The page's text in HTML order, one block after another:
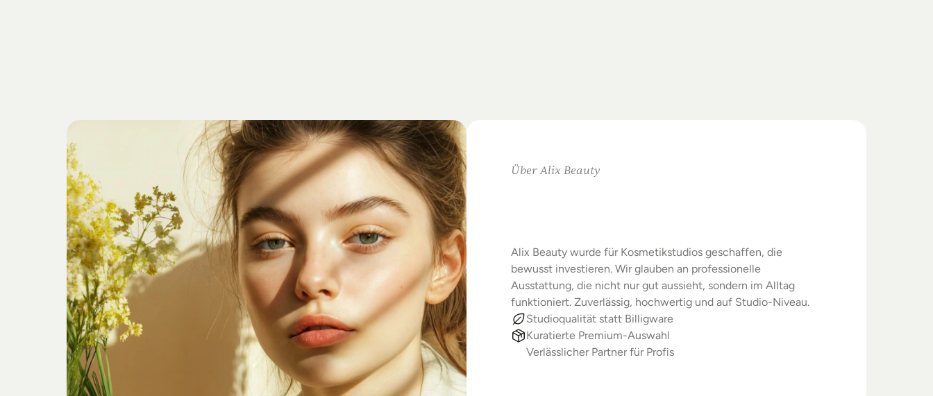
Über Alix Beauty
Alix Beauty wurde für Kosmetikstudios geschaffen, die
bewusst investieren. Wir glauben an professionelle
Ausstattung, die nicht nur gut aussieht, sondern im Alltag
funktioniert. Zuverlässig, hochwertig und auf Studio-Niveau.
Studioqualität statt Billigware
Kuratierte Premium-Auswahl
Verlässlicher Partner für Profis